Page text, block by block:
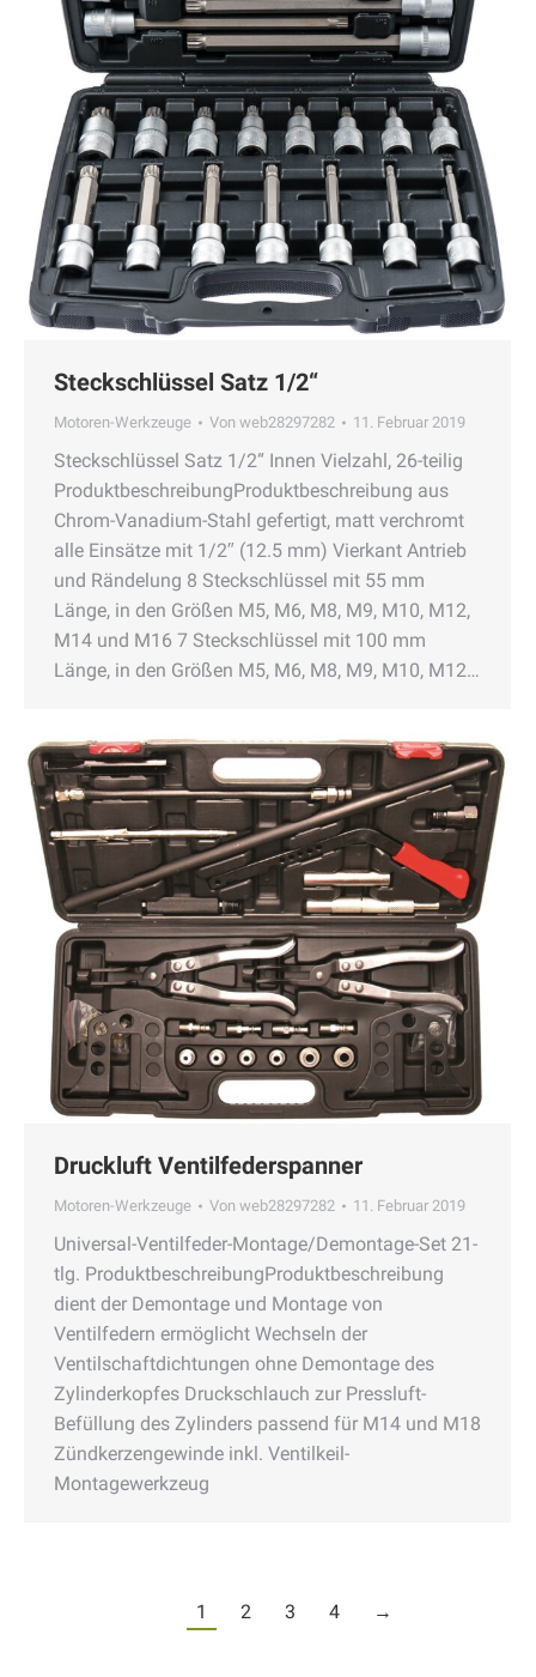
Steckschlüssel Satz 1/2“
Motoren-Werkzeuge Von web28297282 11. Februar 2019
Steckschlüssel Satz 1/2“ Innen Vielzahl, 26-teilig
ProduktbeschreibungProduktbeschreibung aus
Chrom-Vanadium-Stahl gefertigt, matt verchromt
alle Einsätze mit 1/2″ (12.5 mm) Vierkant Antrieb
und Rändelung 8 Steckschlüssel mit 55 mm
Länge, in den Größen M5, M6, M8, M9, M10, M12,
M14 und M16 7 Steckschlüssel mit 100 mm
Länge, in den Größen M5, M6, M8, M9, M10, M12…
Druckluft Ventilfederspanner
Motoren-Werkzeuge Von web28297282 11. Februar 2019
Universal-Ventilfeder-Montage/Demontage-Set 21-
tlg. ProduktbeschreibungProduktbeschreibung
dient der Demontage und Montage von
Ventilfedern ermöglicht Wechseln der
Ventilschaftdichtungen ohne Demontage des
Zylinderkopfes Druckschlauch zur Pressluft-
Befüllung des Zylinders passend für M14 und M18
Zündkerzengewinde inkl. Ventilkeil-
Montagewerkzeug
1 2 3 4 →